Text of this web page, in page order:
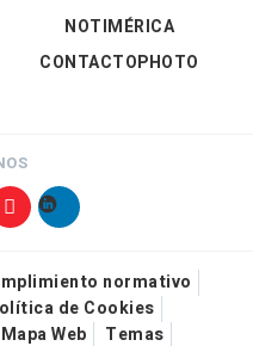
NOTIMÉRICA
CONTACTOPHOTO
normativo
de Cookies
Mapa Web Temas